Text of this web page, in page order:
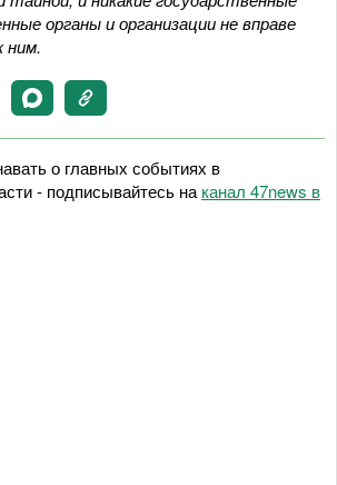
органы и организации не вправе
ним.
о главных событиях в
- подписывайтесь на канал 47news в